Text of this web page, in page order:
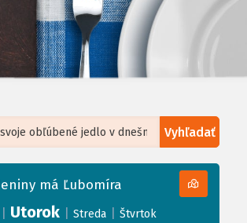
Vyhľadať
, Tiles courtesy ofHumanitarian OpenStreetMap
má Ľubomíra
Utorok Streda Štvrtok